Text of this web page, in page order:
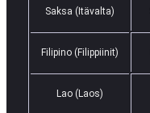
Saksa (Itävalta)
Filipino (Filippiinit)
Lao (Laos)